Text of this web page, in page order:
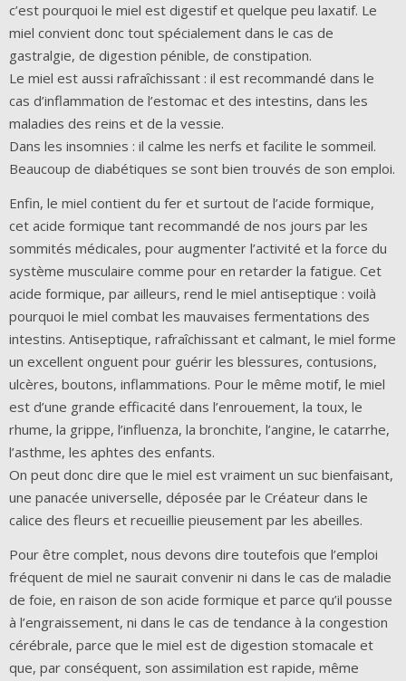
c’est pourquoi le miel est digestif et quelque peu laxatif. Le
miel convient donc tout spécialement dans le cas de
gastralgie, de digestion pénible, de constipation.
Le miel est aussi rafraîchissant : il est recommandé dans le
cas d’inflammation de l’estomac et des intestins, dans les
maladies des reins et de la vessie.
Dans les insomnies : il calme les nerfs et facilite le sommeil.
Beaucoup de diabétiques se sont bien trouvés de son emploi.
Enfin, le miel contient du fer et surtout de l’acide formique,
cet acide formique tant recommandé de nos jours par les
sommités médicales, pour augmenter l’activité et la force du
système musculaire comme pour en retarder la fatigue. Cet
acide formique, par ailleurs, rend le miel antiseptique : voilà
pourquoi le miel combat les mauvaises fermentations des
intestins. Antiseptique, rafraîchissant et calmant, le miel forme
un excellent onguent pour guérir les blessures, contusions,
ulcères, boutons, inflammations. Pour le même motif, le miel
est d’une grande efficacité dans l’enrouement, la toux, le
rhume, la grippe, l’influenza, la bronchite, l’angine, le catarrhe,
l’asthme, les aphtes des enfants.
On peut donc dire que le miel est vraiment un suc bienfaisant,
une panacée universelle, déposée par le Créateur dans le
calice des fleurs et recueillie pieusement par les abeilles.
Pour être complet, nous devons dire toutefois que l’emploi
fréquent de miel ne saurait convenir ni dans le cas de maladie
de foie, en raison de son acide formique et parce qu’il pousse
à l’engraissement, ni dans le cas de tendance à la congestion
cérébrale, parce que le miel est de digestion stomacale et
que, par conséquent, son assimilation est rapide, même